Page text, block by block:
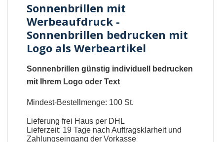
Sonnenbrillen mit
Werbeaufdruck -
Sonnenbrillen bedrucken mit
Logo als Werbeartikel
Sonnenbrillen günstig individuell bedrucken
mit Ihrem Logo oder Text
Mindest-Bestellmenge: 100 St.
Lieferung frei Haus per DHL
Lieferzeit: 19 Tage nach Auftragsklarheit und
Zahlungseingang der Vorkasse